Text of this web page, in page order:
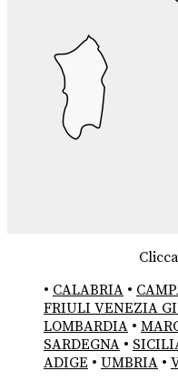
• CALABRIA •
FRIULI VENEZIA
LOMBARDIA •
SARDEGNA •
ADIGE • UMBRIA •